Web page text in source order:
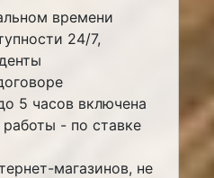
времени
24/7,
5 часов включена
- по ставке
магазинов, не